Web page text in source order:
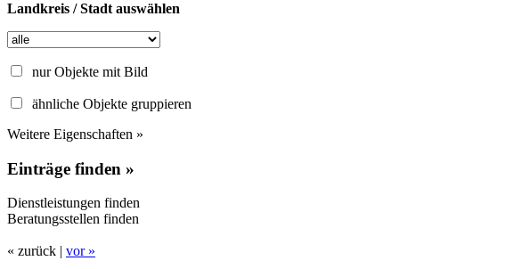
Landkreis / Stadt auswählen
nur Objekte mit Bild
ähnliche Objekte gruppieren
Weitere Eigenschaften »
Einträge finden »
Dienstleistungen finden
Beratungsstellen finden
« zurück | vor »